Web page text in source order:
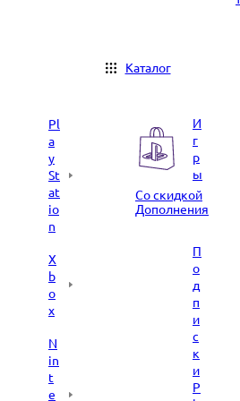
Каталог
Pl
a
y
St
at
io
n
X
b
o
x
N
in
t
e
И
г
р
ы
Со скидкой
Дополнения
П
о
д
п
и
с
к
и
P